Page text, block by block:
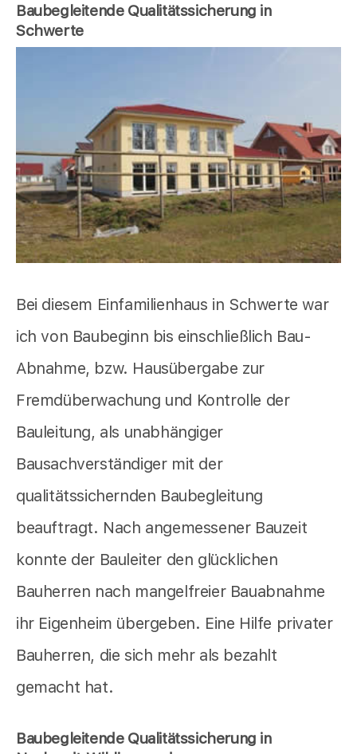
Baubegleitende Qualitätssicherung in
Schwerte
Bei diesem Einfamilienhaus in Schwerte war
ich von Baubeginn bis einschließlich Bau-
Abnahme, bzw. Hausübergabe zur
Fremdüberwachung und Kontrolle der
Bauleitung, als unabhängiger
Bausachverständiger mit der
qualitätssichernden Baubegleitung
beauftragt. Nach angemessener Bauzeit
konnte der Bauleiter den glücklichen
Bauherren nach mangelfreier Bauabnahme
ihr Eigenheim übergeben. Eine Hilfe privater
Bauherren, die sich mehr als bezahlt
gemacht hat.
Baubegleitende Qualitätssicherung in